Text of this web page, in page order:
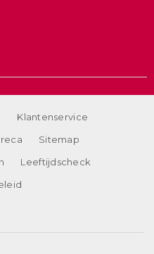
Klantenservice
Sitemap
Leeftijdscheck